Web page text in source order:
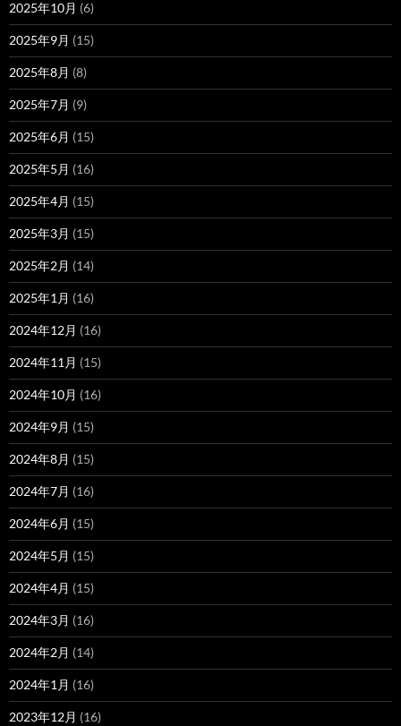
2025年10月 (6)
2025年9月 (15)
2025年8月 (8)
2025年7月 (9)
2025年6月 (15)
2025年5月 (16)
2025年4月 (15)
2025年3月 (15)
2025年2月 (14)
2025年1月 (16)
2024年12月 (16)
2024年11月 (15)
2024年10月 (16)
2024年9月 (15)
2024年8月 (15)
2024年7月 (16)
2024年6月 (15)
2024年5月 (15)
2024年4月 (15)
2024年3月 (16)
2024年2月 (14)
2024年1月 (16)
2023年12月 (16)